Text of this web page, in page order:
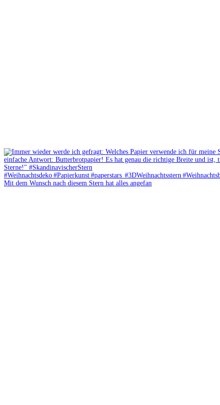
Mit dem Wunsch nach diesem Stern hat alles angefan